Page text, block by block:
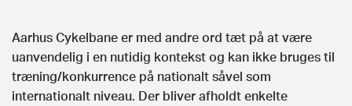
Aarhus Cykelbane er med andre ord tæt på at være
uanvendelig i en nutidig kontekst og kan ikke bruges til
træning/konkurrence på nationalt såvel som
internationalt niveau. Der bliver afholdt enkelte